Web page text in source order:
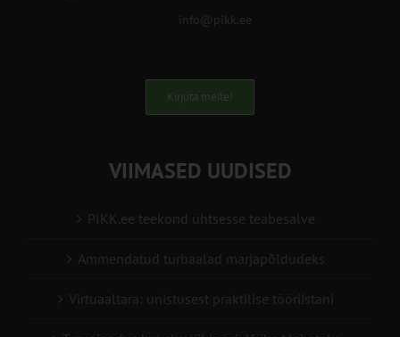
info@pikk.ee
Kirjuta meile!
VIIMASED UUDISED
PIKK.ee teekond ühtsesse teabesalve
Ammendatud turbaalad marjapõldudeks
Virtuaaltara: unistusest praktilise tööriistani